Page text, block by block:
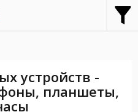
устройств -
планшеты,